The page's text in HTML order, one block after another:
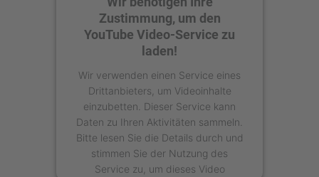
Zustimmung, um den
YouTube Video-Service zu
laden!
Wir verwenden einen Service eines
Drittanbieters, um Videoinhalte
einzubetten. Dieser Service kann
Daten zu Ihren Aktivitäten sammeln.
Bitte lesen Sie die Details durch und
stimmen Sie der Nutzung des
Service zu, um dieses Video